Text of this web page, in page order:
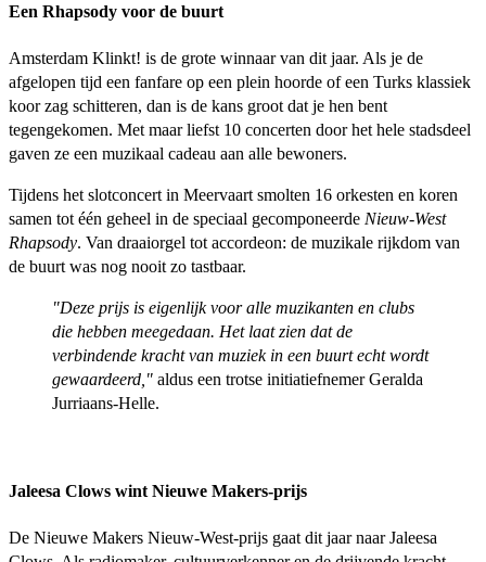
Een Rhapsody voor de buurt
Amsterdam Klinkt! is de grote winnaar van dit jaar. Als je de
afgelopen tijd een fanfare op een plein hoorde of een Turks klassiek
koor zag schitteren, dan is de kans groot dat je hen bent
tegengekomen. Met maar liefst 10 concerten door het hele stadsdeel
gaven ze een muzikaal cadeau aan alle bewoners.
Tijdens het slotconcert in Meervaart smolten 16 orkesten en koren
samen tot één geheel in de speciaal gecomponeerde Nieuw-West
Rhapsody. Van draaiorgel tot accordeon: de muzikale rijkdom van
de buurt was nog nooit zo tastbaar.
"Deze prijs is eigenlijk voor alle muzikanten en clubs
die hebben meegedaan. Het laat zien dat de
verbindende kracht van muziek in een buurt echt wordt
gewaardeerd," aldus een trotse initiatiefnemer Geralda
Jurriaans-Helle.
Jaleesa Clows wint Nieuwe Makers-prijs
De Nieuwe Makers Nieuw-West-prijs gaat dit jaar naar Jaleesa